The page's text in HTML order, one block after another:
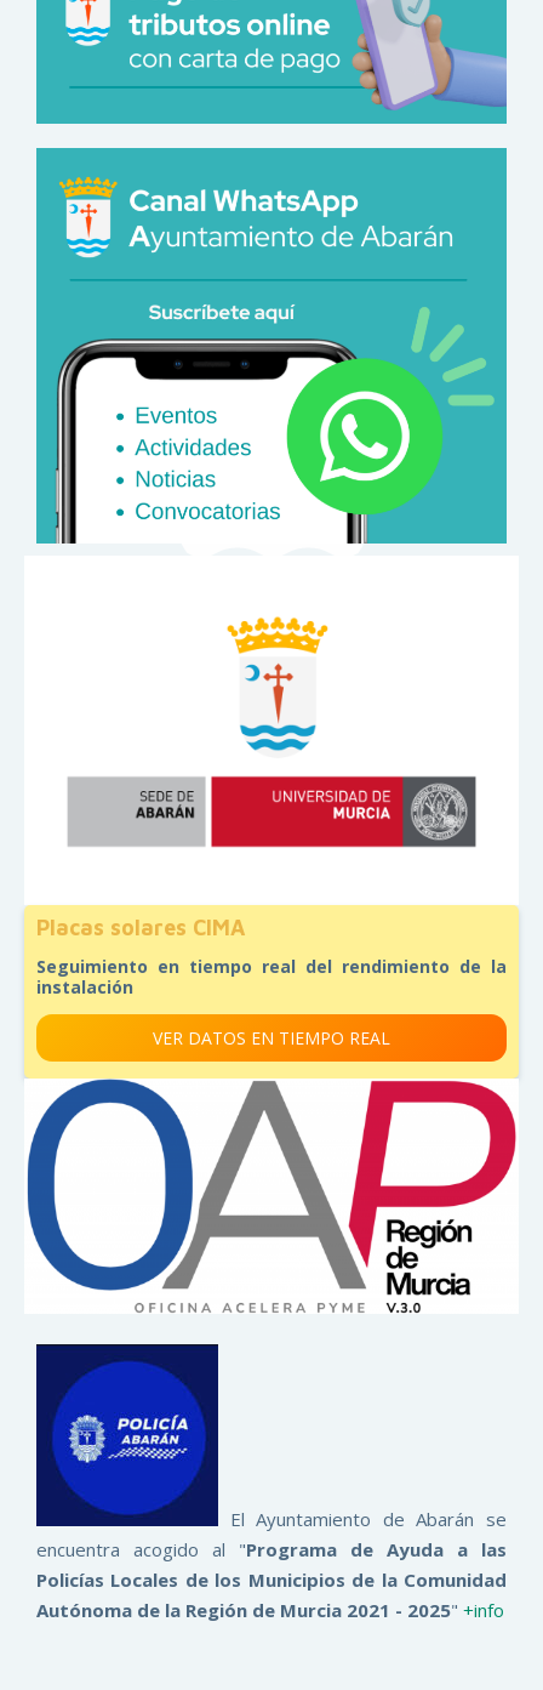
Placas solares CIMA
Seguimiento en tiempo real del rendimiento de la
instalación
VER DATOS EN TIEMPO REAL
El Ayuntamiento de Abarán se
encuentra acogido al "Programa de Ayuda a las
Policías Locales de los Municipios de la Comunidad
Autónoma de la Región de Murcia 2021 - 2025" +info